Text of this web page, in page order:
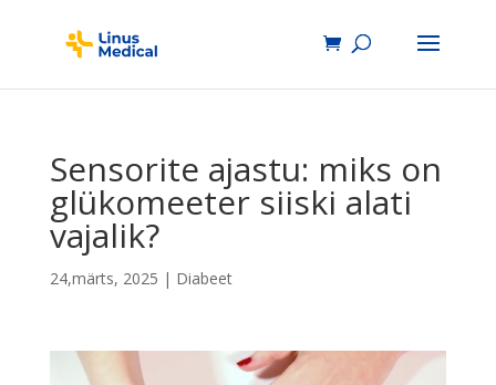
Sensorite ajastu: miks on
glükomeeter siiski alati
vajalik?
24,märts, 2025 | Diabeet